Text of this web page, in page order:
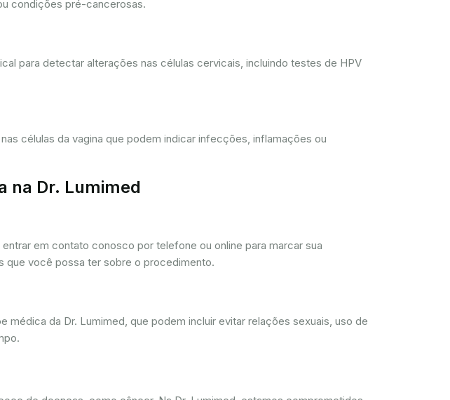
condições pré-cancerosas.
para detectar alterações nas células cervicais, incluindo testes de HPV
células da vagina que podem indicar infecções, inflamações ou
na Dr. Lumimed
em contato conosco por telefone ou online para marcar sua
que você possa ter sobre o procedimento.
da Dr. Lumimed, que podem incluir evitar relações sexuais, uso de